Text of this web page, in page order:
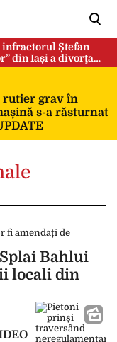
infractorul Ștefan
din Iași a divorţat
rutier grav în
s-a răsturnat
Bahlui
locali din